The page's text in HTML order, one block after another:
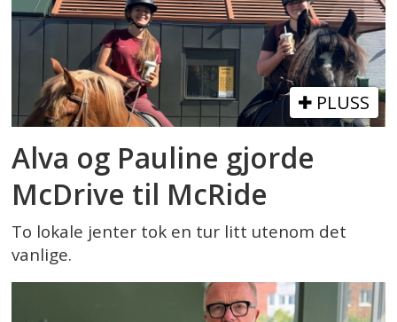
PLUSS
Alva og Pauline gjorde
McDrive til McRide
To lokale jenter tok en tur litt utenom det
vanlige.